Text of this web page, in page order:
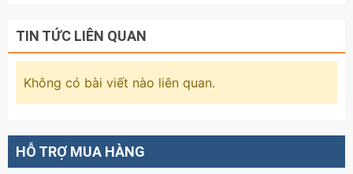
TIN TỨC LIÊN QUAN
Không có bài viết nào liên quan.
HỖ TRỢ MUA HÀNG